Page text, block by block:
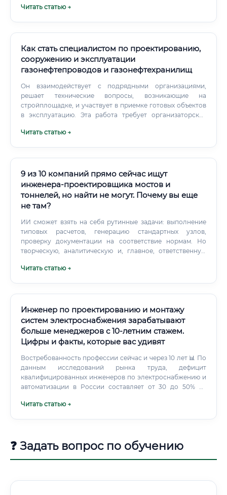
Читать статью →
Как стать специалистом по проектированию,
сооружению и эксплуатации
газонефтепроводов и газонефтехранилищ
Он взаимодействует с подрядными организациями,
решает технические вопросы, возникающие на
стройплощадке, и участвует в приемке готовых объектов
в эксплуатацию. Эта работа требует организаторских
работать в полевых условиях. Эксплуатация: После ввода
Читать статью →
9 из 10 компаний прямо сейчас ищут
инженера-проектировщика мостов и
тоннелей, но найти не могут. Почему вы еще
не там?
ИИ сможет взять на себя рутинные задачи: выполнение
типовых расчетов, генерацию стандартных узлов,
проверку документации на соответствие нормам. Но
творческую, аналитическую и, главное, ответственную
Читать статью →
Инженер по проектированию и монтажу
систем электроснабжения зарабатывают
больше менеджеров с 10-летним стажем.
Цифры и факты, которые вас удивят
Востребованность профессии сейчас и через 10 лет 📊 По
данным исследований рынка труда, дефицит
квалифицированных инженеров по электроснабжению и
автоматизации в России составляет от 30 до 50% от
работодатели буквально охотятся за хорошими
недвижимости ✅ Программы модернизации
промышленности и энергетики ✅ Развитие «умных
инфраструктуры (сотни тысяч объектов по всей стране) ✅
Читать статью →
❓ Задать вопрос по обучению